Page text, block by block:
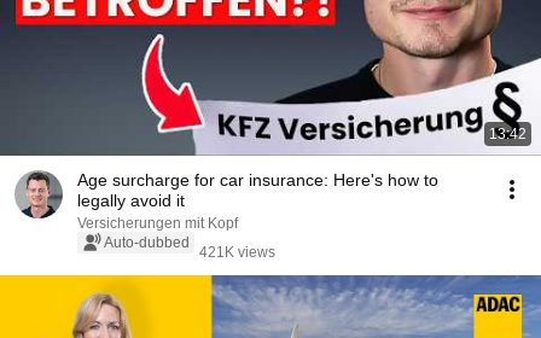
13:42
Age surcharge for car insurance: Here's how to
legally avoid it
Versicherungen mit Kopf
Auto-dubbed
421K views